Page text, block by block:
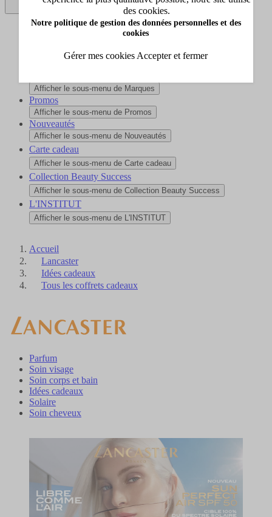
Tous les produits
Idées cadeaux
Afficher le sous-menu de Marques
Promos
Afficher le sous-menu de Promos
Nouveautés
Afficher le sous-menu de Nouveautés
Carte cadeau
Afficher le sous-menu de Carte cadeau
Collection Beauty Success
Afficher le sous-menu de Collection Beauty Success
L'INSTITUT
Afficher le sous-menu de L'INSTITUT
Accueil
Lancaster
Idées cadeaux
Tous les coffrets cadeaux
Parfum
Soin visage
Soin corps et bain
Idées cadeaux
Solaire
Soin cheveux
des cookies.
Notre politique de gestion des données personnelles et des
cookies
Gérer mes cookies Accepter et fermer